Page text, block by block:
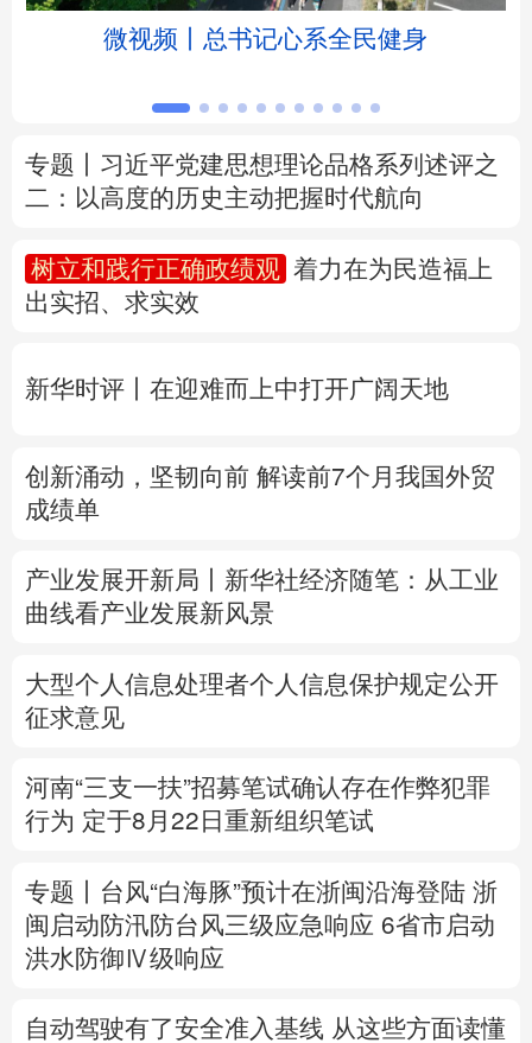
辽宁 吉林 上海 江苏
广东 广西 海南
四川 贵州 云南 西藏
陕西 甘肃
新疆 内蒙古 黑龙江
多语种频道
Русский язык
微视频丨总书记心系全民健身
专题丨 习近平党建思想理论品格系列述评之
二：以高度的历史主动把握时代航向
树立和践行正确政绩观
着力在为民造福上
出实招、求实效
新华时评丨在迎难而上中打开广阔天地
创新涌动，坚韧向前 解读前7个月我国外贸
成绩单
产业发展开新局丨 新华社经济随笔：从工业
曲线看产业发展新风景
大型个人信息处理者个人信息保护规定公开
征求意见
河南“三支一扶”招募笔试确认存在作弊犯罪
行为 定于8月22日重新组织笔试
专题丨 台风“白海豚”预计在浙闽沿海登陆 浙
闽启动防汛防台风三级应急响应 6省市启动
洪水防御Ⅳ级响应
自动驾驶有了安全准入基线 从这些方面读懂